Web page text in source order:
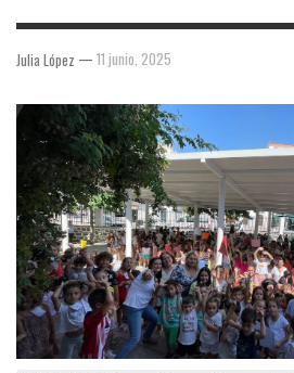
Julia López — 11 junio, 2025